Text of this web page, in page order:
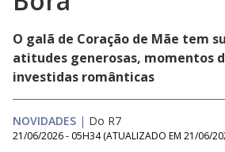
O galã de Coração de Mãe tem
atitudes generosas, momentos
investidas românticas
NOVIDADES | Do R7
21/06/2026 - 05H34 (ATUALIZADO EM 21/06/